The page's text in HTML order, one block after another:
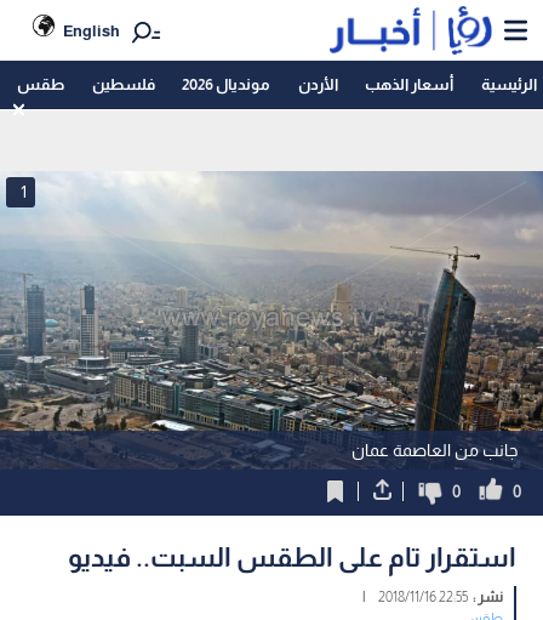
English
الرئيسية أسعار الذهب الأردن مونديال 2026 فلسطين طقس
جانب من العاصمة عمان
1
0
0
استقرار تام على الطقس السبت.. فيديو
نشر :22:55 2018/11/16
|